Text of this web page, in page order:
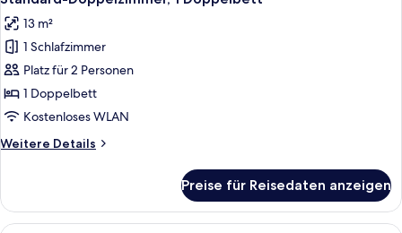
Fotos
für
Standard-
Doppelzimmer,
1
Doppelbett
13 m²
1 Schlafzimmer
Platz für 2 Personen
1 Doppelbett
Kostenloses WLAN
Weitere Details
Weitere
Doppelzimmer,
Preise für Reisedaten anzeigen
Ein modernes Schlafzimmer mit